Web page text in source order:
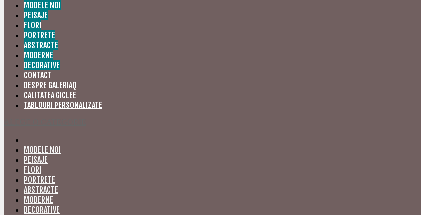
MODELE NOI
PEISAJE
FLORI
PORTRETE
ABSTRACTE
MODERNE
DECORATIVE
CONTACT
DESPRE GALERIAQ
CALITATEA GICLEE
TABLOURI PERSONALIZATE
MODELE NOI
PEISAJE
FLORI
PORTRETE
ABSTRACTE
MODERNE
DECORATIVE